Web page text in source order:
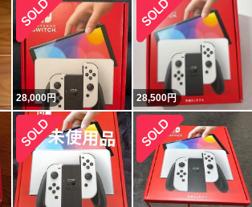
28,000円 28,500円